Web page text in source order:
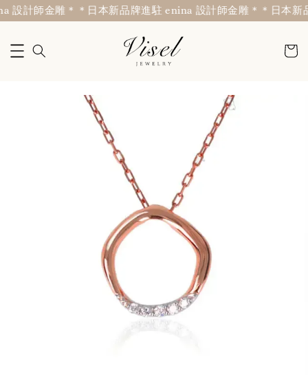
計師金雕＊ ＊日本新品牌進駐 enina 設計師金雕＊ ＊日本新